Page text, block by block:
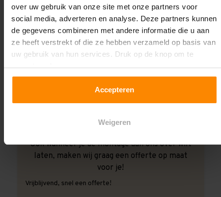
over uw gebruik van onze site met onze partners voor
social media, adverteren en analyse. Deze partners kunnen
de gegevens combineren met andere informatie die u aan
ze heeft verstrekt of die ze hebben verzameld op basis van
uw gebruik van hun services. Druk op de knop om te
accepteren!
Accepteren
Weigeren
Ook wanneer je de montage aan ons over wilt
laten, maken wij graag een offerte op maat
voor je!
Vrijblijvend, snel een offerte!